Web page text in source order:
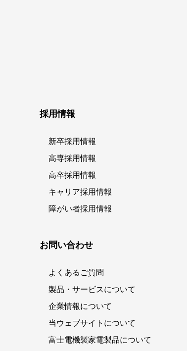
採用情報
新卒採用情報
高専採用情報
高卒採用情報
キャリア採用情報
障がい者採用情報
お問い合わせ
よくあるご質問
製品・サービスについて
企業情報について
当ウェブサイトについて
富士電機製家電製品について